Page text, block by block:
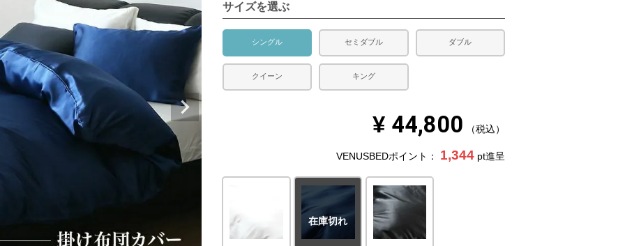
サイズを選ぶ
シングル セミダブル ダブル
クイーン キング
¥ 44,800 税込
VENUSBEDポイント： 1,344 pt進呈
在庫切れ